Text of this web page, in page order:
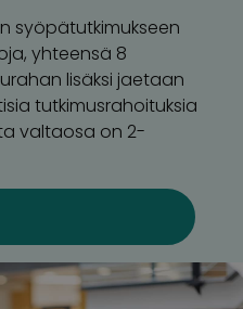
syöpätutkimukseen
yhteensä 8
lisäksi jaetaan
tutkimusrahoituksia
valtaosa on 2-